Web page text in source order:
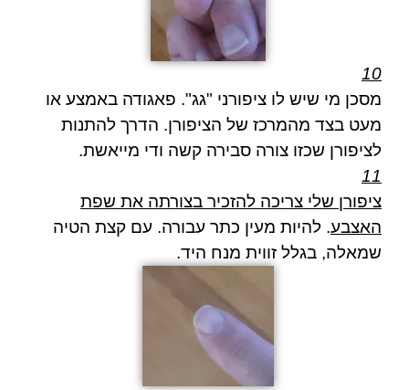
10
מסכן מי שיש לו ציפורני "גג". פאגודה באמצע או
מעט בצד מהמרכז של הציפורן. הדרך להתנות
לציפורן שכזו צורה סבירה קשה ודי מייאשת.
11
ציפורן שלי צריכה להזכיר בצורתה את שפת
האצבע. להיות מעין כתר עבורה. עם קצת הטיה
שמאלה, בגלל זווית מנח היד.